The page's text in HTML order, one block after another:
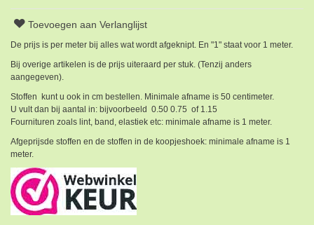
Toevoegen aan Verlanglijst
De prijs is per meter bij alles wat wordt afgeknipt. En "1" staat voor 1 meter.
Bij overige artikelen is de prijs uiteraard per stuk. (Tenzij anders
aangegeven).
Stoffen kunt u ook in cm bestellen. Minimale afname is 50 centimeter.
U vult dan bij aantal in: bijvoorbeeld 0.50 0.75 of 1.15
Fournituren zoals lint, band, elastiek etc: minimale afname is 1 meter.
Afgeprijsde stoffen en de stoffen in de koopjeshoek: minimale afname is 1
meter.